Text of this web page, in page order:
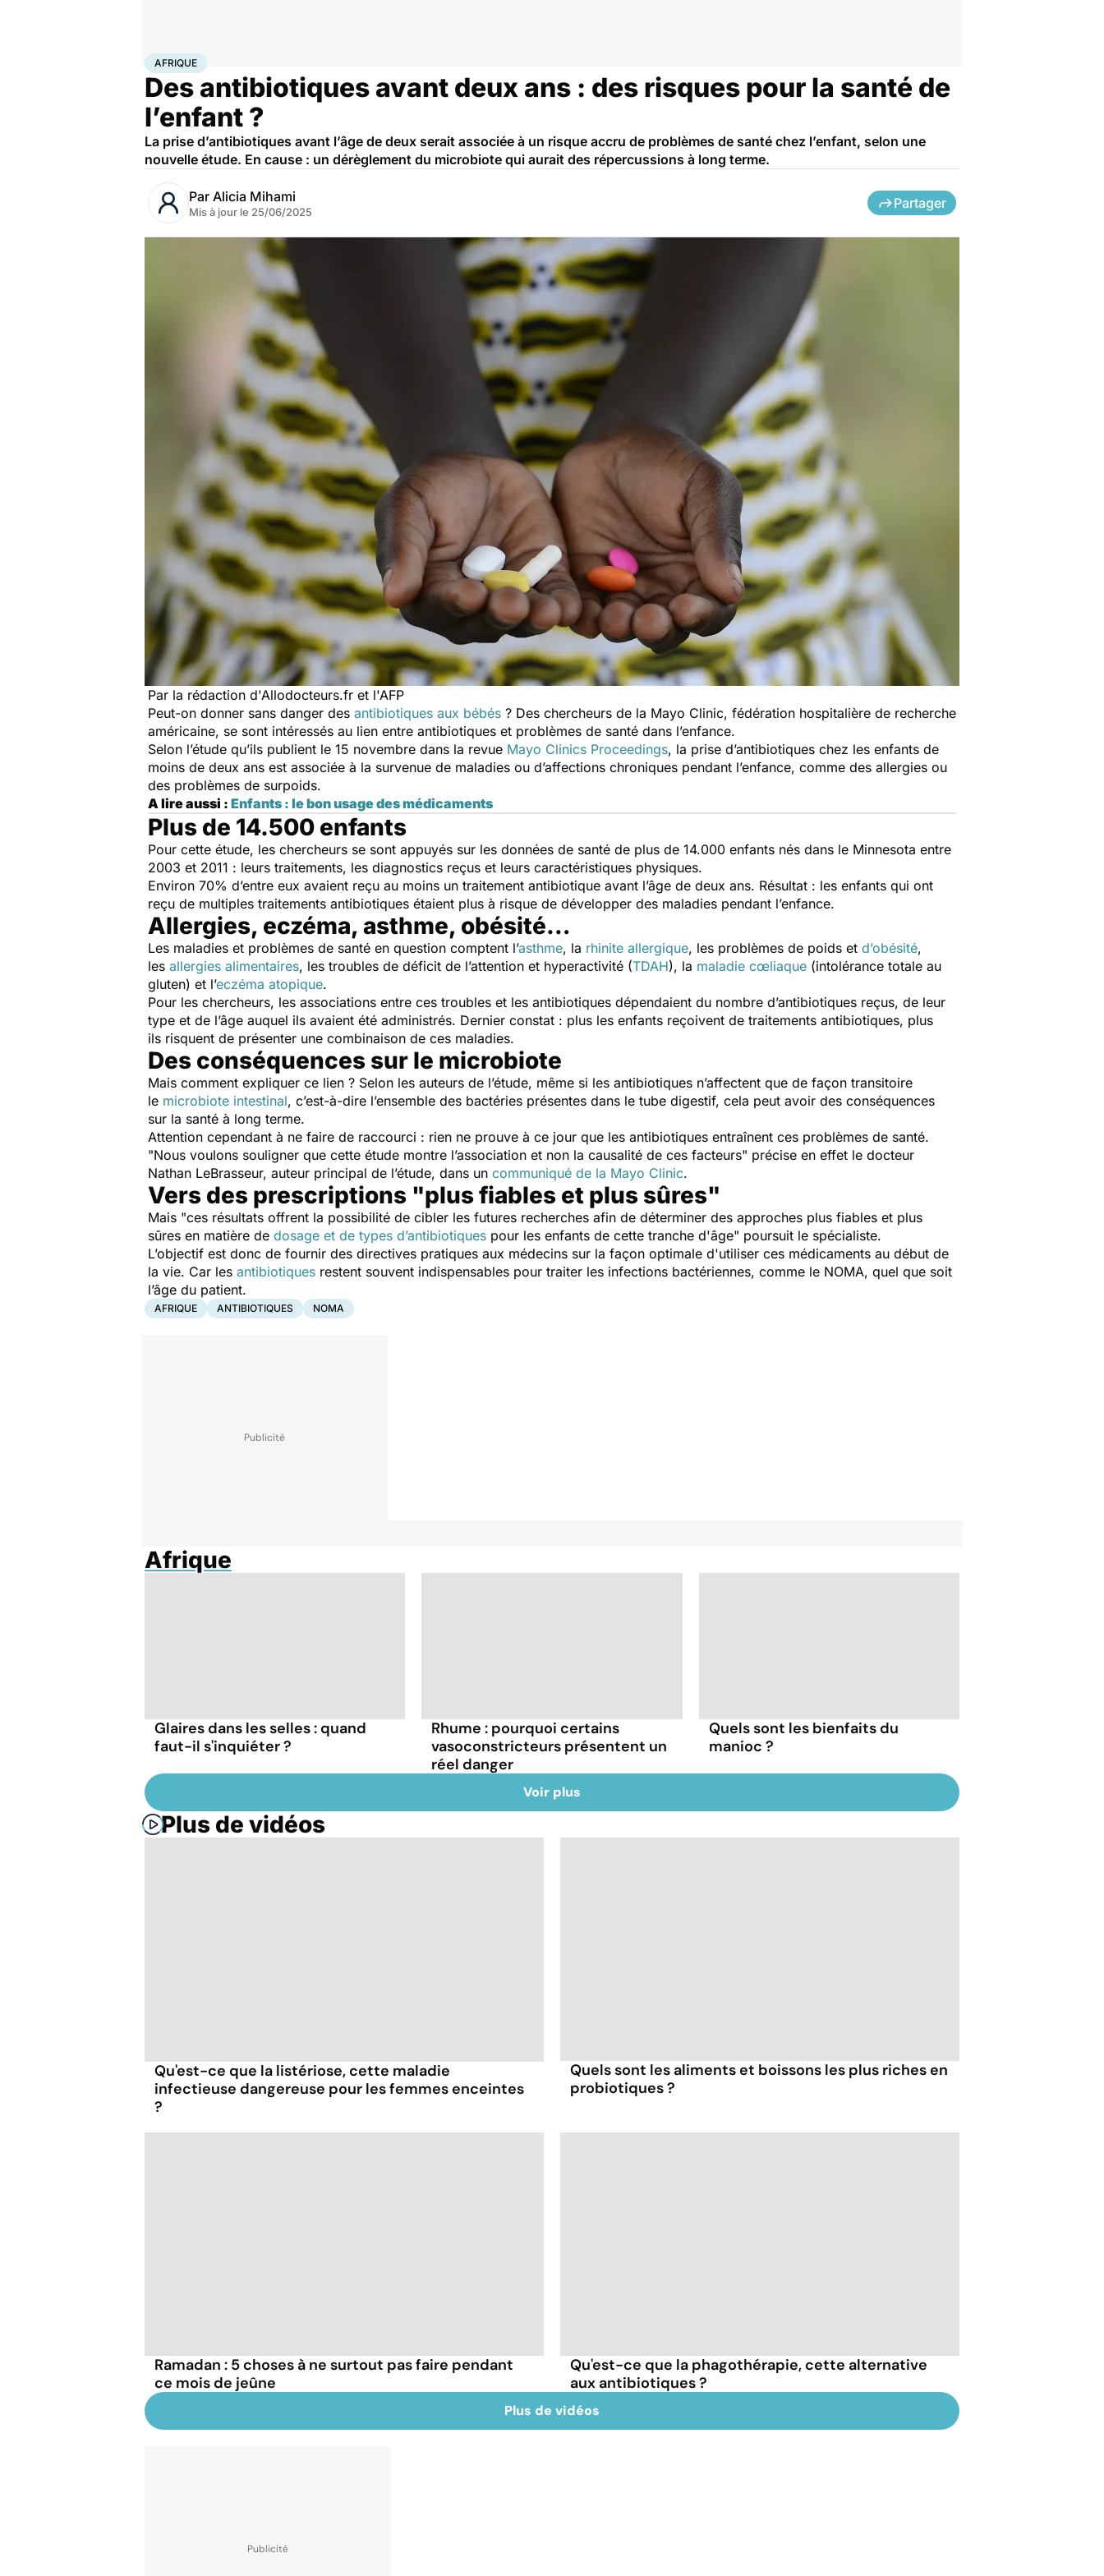
AccueilFamille
AFRIQUE
Des antibiotiques avant deux ans : des risques pour la santé de
l’enfant ?
La prise d’antibiotiques avant l’âge de deux serait associée à un risque accru de problèmes de santé chez l’enfant, selon une
nouvelle étude. En cause : un dérèglement du microbiote qui aurait des répercussions à long terme.
Par Alicia Mihami
Mis à jour le 25/06/2025
Partager
Par la rédaction d'Allodocteurs.fr et l'AFP
Peut-on donner sans danger des antibiotiques aux bébés ? Des chercheurs de la Mayo Clinic, fédération hospitalière de recherche
américaine, se sont intéressés au lien entre antibiotiques et problèmes de santé dans l’enfance.
Selon l’étude qu’ils publient le 15 novembre dans la revue Mayo Clinics Proceedings, la prise d’antibiotiques chez les enfants de
moins de deux ans est associée à la survenue de maladies ou d’affections chroniques pendant l’enfance, comme des allergies ou
des problèmes de surpoids.
A lire aussi : Enfants : le bon usage des médicaments
Plus de 14.500 enfants
Pour cette étude, les chercheurs se sont appuyés sur les données de santé de plus de 14.000 enfants nés dans le Minnesota entre
2003 et 2011 : leurs traitements, les diagnostics reçus et leurs caractéristiques physiques.
Environ 70% d’entre eux avaient reçu au moins un traitement antibiotique avant l’âge de deux ans. Résultat : les enfants qui ont
reçu de multiples traitements antibiotiques étaient plus à risque de développer des maladies pendant l’enfance.
Allergies, eczéma, asthme, obésité…
Les maladies et problèmes de santé en question comptent l’asthme, la rhinite allergique, les problèmes de poids et d’obésité,
les allergies alimentaires, les troubles de déficit de l’attention et hyperactivité (TDAH), la maladie cœliaque (intolérance totale au
gluten) et l’eczéma atopique.
Pour les chercheurs, les associations entre ces troubles et les antibiotiques dépendaient du nombre d’antibiotiques reçus, de leur
type et de l’âge auquel ils avaient été administrés. Dernier constat : plus les enfants reçoivent de traitements antibiotiques, plus
ils risquent de présenter une combinaison de ces maladies.
Des conséquences sur le microbiote
Mais comment expliquer ce lien ? Selon les auteurs de l’étude, même si les antibiotiques n’affectent que de façon transitoire
le microbiote intestinal, c’est-à-dire l’ensemble des bactéries présentes dans le tube digestif, cela peut avoir des conséquences
sur la santé à long terme.
Attention cependant à ne faire de raccourci : rien ne prouve à ce jour que les antibiotiques entraînent ces problèmes de santé.
"Nous voulons souligner que cette étude montre l’association et non la causalité de ces facteurs" précise en effet le docteur
Nathan LeBrasseur, auteur principal de l’étude, dans un communiqué de la Mayo Clinic.
Vers des prescriptions "plus fiables et plus sûres"
Mais "ces résultats offrent la possibilité de cibler les futures recherches afin de déterminer des approches plus fiables et plus
sûres en matière de dosage et de types d’antibiotiques pour les enfants de cette tranche d'âge" poursuit le spécialiste.
L’objectif est donc de fournir des directives pratiques aux médecins sur la façon optimale d'utiliser ces médicaments au début de
la vie. Car les antibiotiques restent souvent indispensables pour traiter les infections bactériennes, comme le NOMA, quel que soit
l’âge du patient.
AFRIQUE ANTIBIOTIQUES NOMA
Afrique
Glaires dans les selles : quand
faut-il s'inquiéter ?
Rhume : pourquoi certains
vasoconstricteurs présentent un
réel danger
Quels sont les bienfaits du
manioc ?
Voir plus
Plus de vidéos
Qu'est-ce que la listériose, cette maladie
infectieuse dangereuse pour les femmes enceintes
?
Quels sont les aliments et boissons les plus riches en
probiotiques ?
Ramadan : 5 choses à ne surtout pas faire pendant
ce mois de jeûne
Qu'est-ce que la phagothérapie, cette alternative
aux antibiotiques ?
Plus de vidéos